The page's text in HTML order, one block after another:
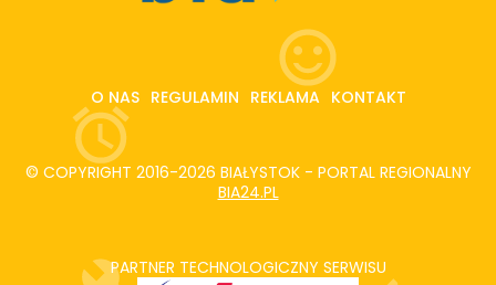
O NAS REGULAMIN REKLAMA KONTAKT
© COPYRIGHT 2016-2026 BIAŁYSTOK - PORTAL REGIONALNY
BIA24.PL
PARTNER TECHNOLOGICZNY SERWISU